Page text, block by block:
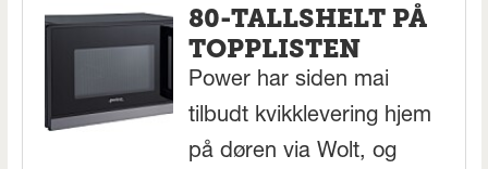
80-TALLSHELT PÅ
TOPPLISTEN
Power har siden mai
tilbudt kvikklevering hjem
på døren via Wolt, og